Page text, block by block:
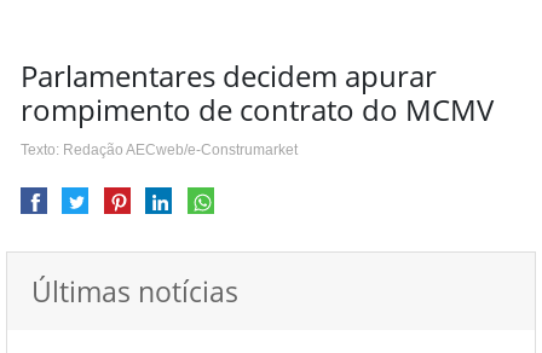
Parlamentares decidem apurar
rompimento de contrato do MCMV
Texto: Redação AECweb/e-Construmarket
Últimas notícias